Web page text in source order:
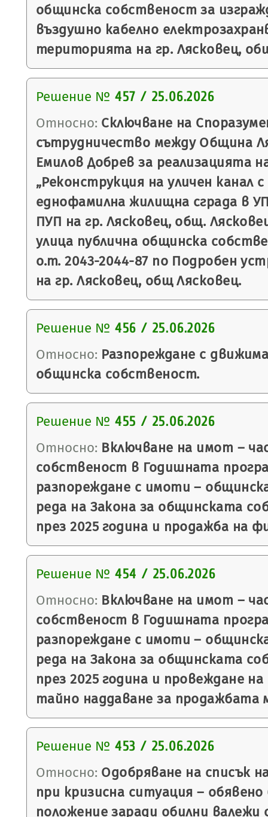
общинска собственост за
въздушно кабелно
територията на гр. Лясковец,
Решение № 457 / 25.06.2026
Относно: Сключване на
сътрудничество между Община
Емилов Добрев за реализацията
„Реконструкция на уличен канал
еднофамилна жилищна сграда в
ПУП на гр. Лясковец, общ.
улица публична общинска
о.т. 2043-2044-87 по Подробен
на гр. Лясковец, общ Лясковец.
Решение № 456 / 25.06.2026
Относно: Разпореждане с
общинска собственост.
Решение № 455 / 25.06.2026
Относно: Включване на имот –
собственост в Годишната
разпореждане с имоти –
реда на Закона за общинската
през 2025 година и продажба на
Решение № 454 / 25.06.2026
Относно: Включване на имот –
собственост в Годишната
разпореждане с имоти –
реда на Закона за общинската
през 2025 година и провеждане
тайно наддаване за продажбата
Решение № 453 / 25.06.2026
Относно: Одобряване на списък
при кризисна ситуация –
положение заради обилни